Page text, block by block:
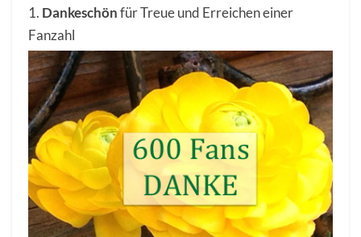
1. Dankeschönfür Treue und Erreichen einer
Fanzahl